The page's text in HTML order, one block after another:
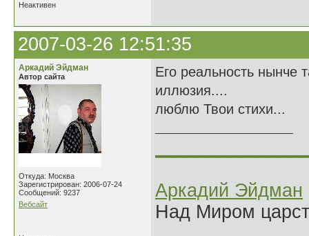
Неактивен
2007-03-26 12:51:35
Аркадий Эйдман
Автор сайта
Откуда: Москва
Зарегистрирован: 2006-07-24
Сообщений: 9237
Вебсайт
Его реальность нынче
иллюзия....
люблю Твои стихи...
Аркадий Эйдман
Над Миром